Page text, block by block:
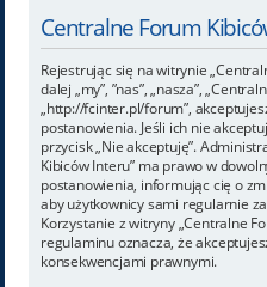
Centralne Forum
Rejestrując się na witrynie
dalej „my”, ”nas”, „nasza”,
„http://fcinter.pl/forum”,
postanowienia. Jeśli ich nie
przycisk „Nie akceptuję”.
Kibiców Interu” ma prawo w
postanowienia, informując cię o
aby użytkownicy sami regularnie
Korzystanie z witryny „Centralne
regulaminu oznacza, że
konsekwencjami prawnymi.